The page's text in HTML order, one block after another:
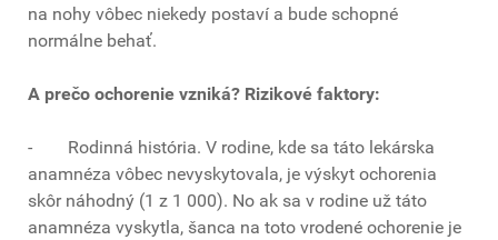
na nohy vôbec niekedy postaví a bude schopné
normálne behať.
A prečo ochorenie vzniká? Rizikové faktory:
- Rodinná história. V rodine, kde sa táto lekárska
anamnéza vôbec nevyskytovala, je výskyt ochorenia
skôr náhodný (1 z 1 000). No ak sa v rodine už táto
anamnéza vyskytla, šanca na toto vrodené ochorenie je